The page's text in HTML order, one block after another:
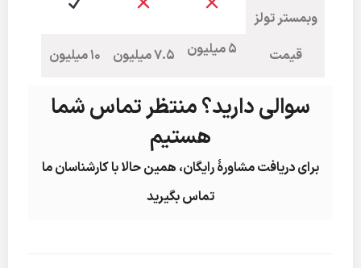
وبمستر تولز
قیمت
5 میلیون 7.5 میلیون 10 میلیون
سوالی دارید؟ منتظر تماس شما
هستیم
برای دریافت مشاورۀ رایگان، همین حالا با کارشناسان ما
تماس بگیرید